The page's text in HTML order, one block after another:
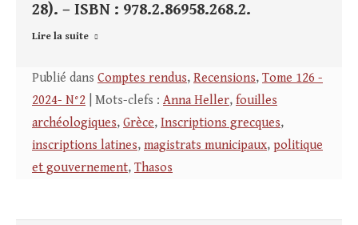
28). – ISBN : 978.2.86958.268.2.
Lire la suite
Publié dans Comptes rendus, Recensions, Tome 126 -
2024- N°2 | Mots-clefs : Anna Heller, fouilles
archéologiques, Grèce, Inscriptions grecques,
inscriptions latines, magistrats municipaux, politique
et gouvernement, Thasos